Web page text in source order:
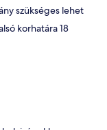
szükséges lehet
korhatára 18